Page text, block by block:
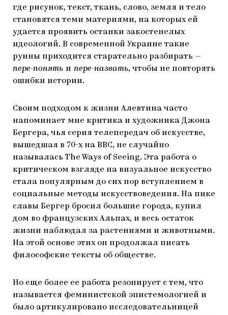
где рисунок, текст, ткань, слово, земля и тело
становятся теми материями, на которых ей
удается проявить останки закостенелых
идеологий. В современной Украине такие
руины приходится старательно разбирать —
пере-понять и пере-назвать, чтобы не повторять
ошибки истории.
Своим подходом к жизни Алевтина часто
напоминает мне критика и художника Джона
Бергера, чья серия телепередач об искусстве,
вышедшая в 70-х на BBC, не случайно
называлась The Ways of Seeing. Эта работа о
критическом взгляде на визуальное искусство
стала популярным до сих пор вступлением в
социальные методы искусствоведения. На пике
славы Бергер бросил большие города, купил
дом во французских Альпах, и весь остаток
жизни наблюдал за растениями и животными.
На этой основе этих он продолжал писать
философские тексты об обществе.
Но еще более ее работа резонирует с тем, что
называется феминистской эпистемологией и
было артикулировано исследовательницей